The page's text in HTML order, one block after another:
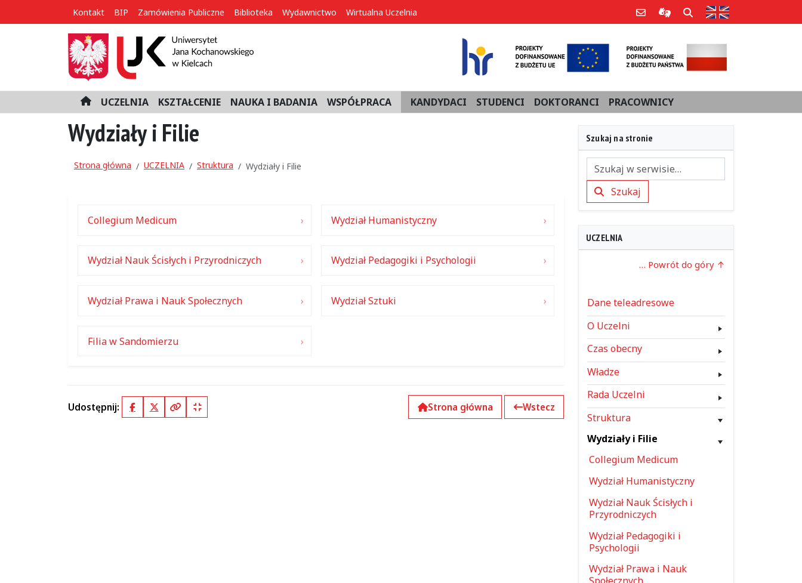
Kontakt BIP Zamówienia Publiczne Biblioteka Wydawnictwo Wirtualna Uczelnia Poczta e-mailInformacje dla użytkowników
Szukaj Strona w języku
H
o
m
e
UCZELNIA KSZTAŁCENIE NAUKA I BADANIA WSPÓŁPRACA KANDYDACI STUDENCI DOKTORANCI PRACOWNICY
Wydziały i Filie
Strona główna UCZELNIA Struktura Wydziały i Filie
Collegium Medicum Wydział Humanistyczny
Wydział Nauk Ścisłych i Przyrodniczych Wydział Pedagogiki i Psychologii
Wydział Prawa i Nauk Społecznych Wydział Sztuki
Filia w Sandomierzu
Udostępnij: FacebookX (Twitter)
Kopiuj pełny link
Kopiuj krótki link Strona główna Wstecz
Szukaj na stronie
SzukajSzukaj
UCZELNIA
… Powrót do góry
Dane teleadresowe
O Uczelni
Czas obecny
Władze
Rada Uczelni
Struktura
Wydziały i Filie
Collegium Medicum
Wydział Humanistyczny
Wydział Nauk Ścisłych i
Przyrodniczych
Wydział Pedagogiki i
Psychologii
Wydział Prawa i Nauk